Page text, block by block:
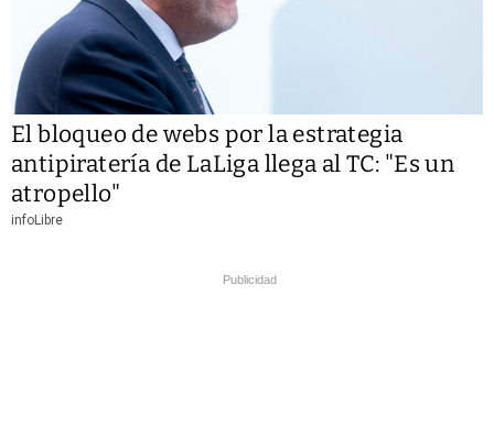
El bloqueo de webs por la estrategia
antipiratería de LaLiga llega al TC: "Es un
atropello"
infoLibre
Publicidad